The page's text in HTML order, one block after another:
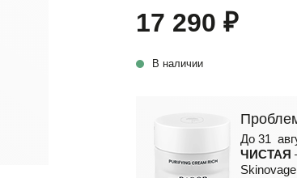
17 290 ₽
В наличии
До 31
ЧИСТАЯ